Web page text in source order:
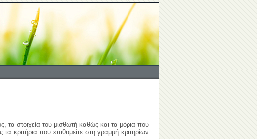
τα στοιχεία του μισθωτή καθώς και τα μόρια που
κριτήρια που επιθυμείτε στη γραμμή κριτηρίων